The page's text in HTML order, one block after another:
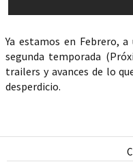
Ya estamos en Febrero,
segunda temporada
trailers y avances de lo
desperdicio.